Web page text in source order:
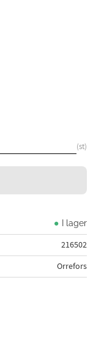
st
I lager
216502
Orrefors